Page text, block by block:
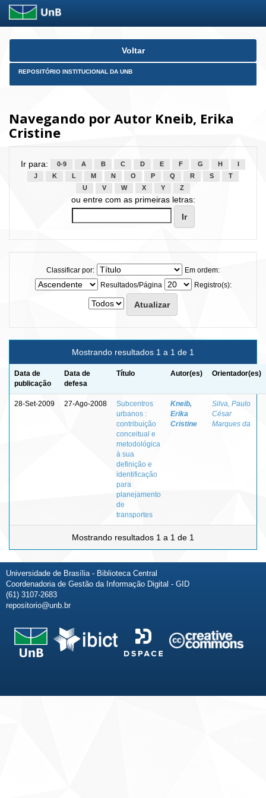
Skip
Voltar
REPOSITÓRIO INSTITUCIONAL DA UNB
Navegando por Autor Kneib, Erika
Cristine
Ir para: 0-9 A B C D E F G H
J
K L M N O P Q R S
T
U
V W X Y Z
ou entre com as primeiras letras:
Classificar por:
Em ordem:
Resultados/Página
Registro(s):
Mostrando resultados 1 a 1 de 1
Data de
publicação
Data de
defesa
Título Autor(es) Orientador(es)
28-Set-2009 27-Ago-2008
Subcentros
urbanos :
contribuição
conceitual e
metodológica
à sua
definição e
identificação
para
planejamento
de
transportes
Kneib,
Erika
Cristine
Silva, Paulo
César
Marques da
Mostrando resultados 1 a 1 de 1
Universidade de Brasília - Biblioteca Central
Coordenadoria de Gestão da Informação Digital - GID
(61) 3107-2683
repositorio@unb.br